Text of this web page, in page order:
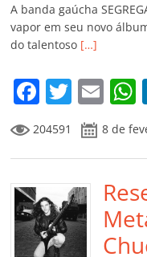
A banda gaúcha
vapor em seu novo
do talentoso […]
F
a
c
e
b
o
o
T
w
itt
er
E
m
ai
l
204591 8 de